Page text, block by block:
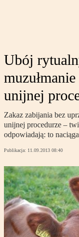
Ubój
unijnej
Zakaz zabijania bez
unijnej procedurze –
odpowiadają: to
Publikacja: 11.09.2013 08:40